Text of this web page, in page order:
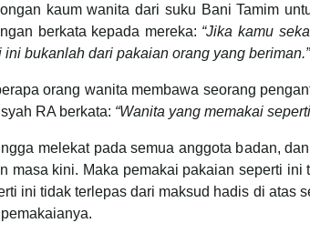
wanita dari suku Bani Tamim untuk
berkata kepada mereka: “Jika kamu
bukanlah dari pakaian orang yang beriman.”
orang wanita membawa seorang
RA berkata: “Wanita yang memakai
melekat pada semua anggota badan,
masa kini. Maka pemakai pakaian seperti
ini tidak terlepas dari maksud hadis di